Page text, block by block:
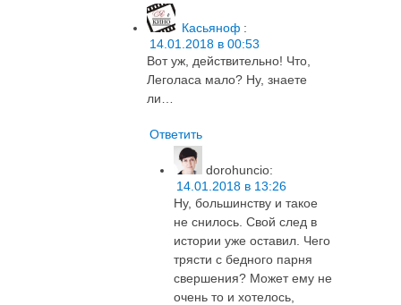
Касьяноф :
14.01.2018 в 00:53
Вот уж, действительно! Что,
Леголаса мало? Ну, знаете
ли…
Ответить
dorohuncio:
14.01.2018 в 13:26
Ну, большинству и такое
не снилось. Свой след в
истории уже оставил. Чего
трясти с бедного парня
свершения? Может ему не
очень то и хотелось,